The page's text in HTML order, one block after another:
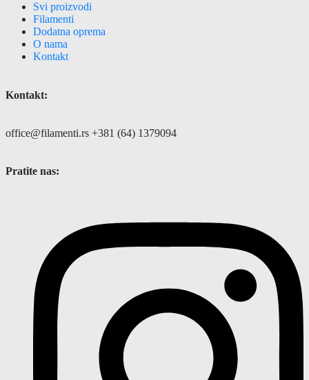
Svi proizvodi
Filamenti
Dodatna oprema
O nama
Kontakt
Kontakt:
office@filamenti.rs +381 (64) 1379094
Pratite nas: